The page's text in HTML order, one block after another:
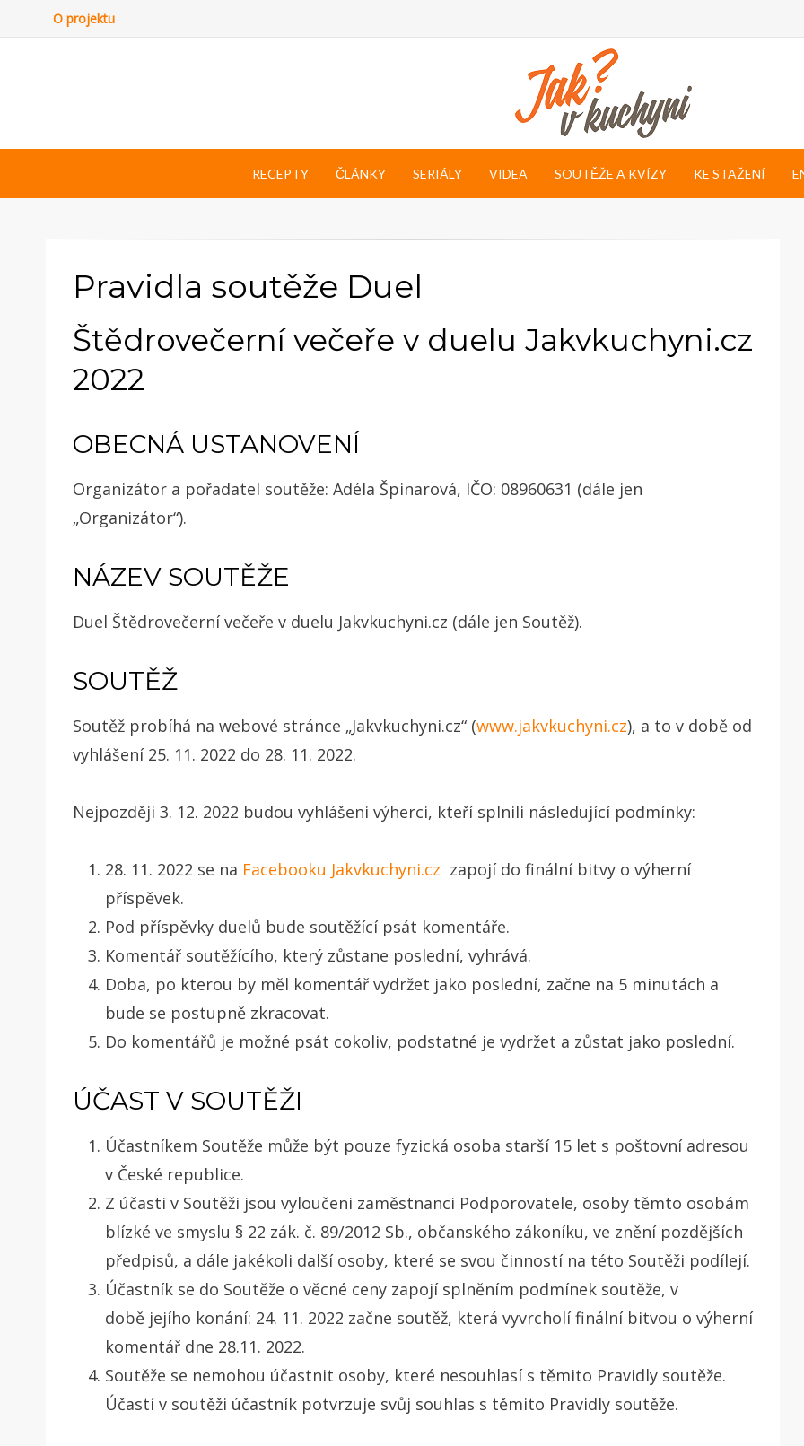
O projektu
RECEPTY ČLÁNKY SERIÁLY VIDEA SOUTĚŽE A KVÍZY KE STAŽENÍ
Pravidla soutěže Duel
Štědrovečerní večeře v duelu Jakvkuchyni.cz
2022
OBECNÁ USTANOVENÍ
Organizátor a pořadatel soutěže: Adéla Špinarová, IČO: 08960631 (dále jen
„Organizátor“).
NÁZEV SOUTĚŽE
Duel Štědrovečerní večeře v duelu Jakvkuchyni.cz (dále jen Soutěž).
SOUTĚŽ
Soutěž probíhá na webové stránce „Jakvkuchyni.cz“ (www.jakvkuchyni.cz), a to v době od
vyhlášení 25. 11. 2022 do 28. 11. 2022.
Nejpozději 3. 12. 2022 budou vyhlášeni výherci, kteří splnili následující podmínky:
28. 11. 2022 se na Facebooku Jakvkuchyni.cz zapojí do finální bitvy o výherní
příspěvek.
Pod příspěvky duelů bude soutěžící psát komentáře.
Komentář soutěžícího, který zůstane poslední, vyhrává.
Doba, po kterou by měl komentář vydržet jako poslední, začne na 5 minutách a
bude se postupně zkracovat.
Do komentářů je možné psát cokoliv, podstatné je vydržet a zůstat jako poslední.
ÚČAST V SOUTĚŽI
Účastníkem Soutěže může být pouze fyzická osoba starší 15 let s poštovní adresou
v České republice.
Z účasti v Soutěži jsou vyloučeni zaměstnanci Podporovatele, osoby těmto osobám
blízké ve smyslu § 22 zák. č. 89/2012 Sb., občanského zákoníku, ve znění pozdějších
předpisů, a dále jakékoli další osoby, které se svou činností na této Soutěži podílejí.
Účastník se do Soutěže o věcné ceny zapojí splněním podmínek soutěže, v
době jejího konání: 24. 11. 2022 začne soutěž, která vyvrcholí finální bitvou o výherní
komentář dne 28.11. 2022.
Soutěže se nemohou účastnit osoby, které nesouhlasí s těmito Pravidly soutěže.
Účastí v soutěži účastník potvrzuje svůj souhlas s těmito Pravidly soutěže.